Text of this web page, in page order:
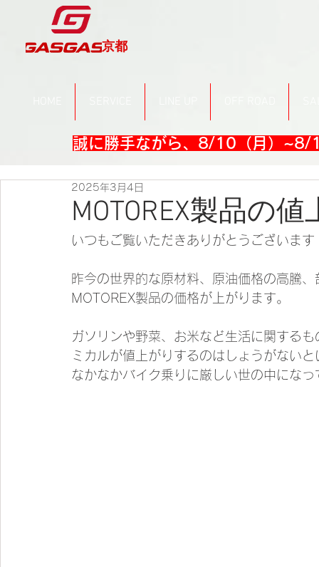
京都
誠に勝手ながら、8/10（月）~8/
MOTOREX製品の
2025年3月4日
いつもご覧いただきありがとうございます
昨今の世界的な原材料、原油価格の高騰
MOTOREX製品の価格が上がります。
ガソリンや野菜、お米など生活に関する
ミカルが値上がりするのはしょうがない
なかなかバイク乗りに厳しい世の中にな